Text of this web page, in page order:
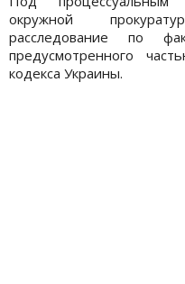
окружной
расследование по
предусмотренного
кодекса Украины.